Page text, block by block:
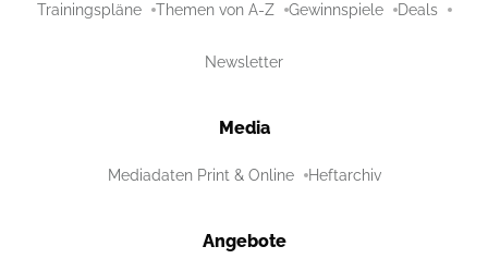
Trainingspläne Themen von A-Z Gewinnspiele Deals
Newsletter
Media
Mediadaten Print & Online Heftarchiv
Angebote